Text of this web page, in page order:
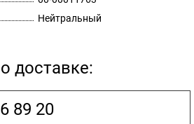
Нейтральный
доставке:
89 20